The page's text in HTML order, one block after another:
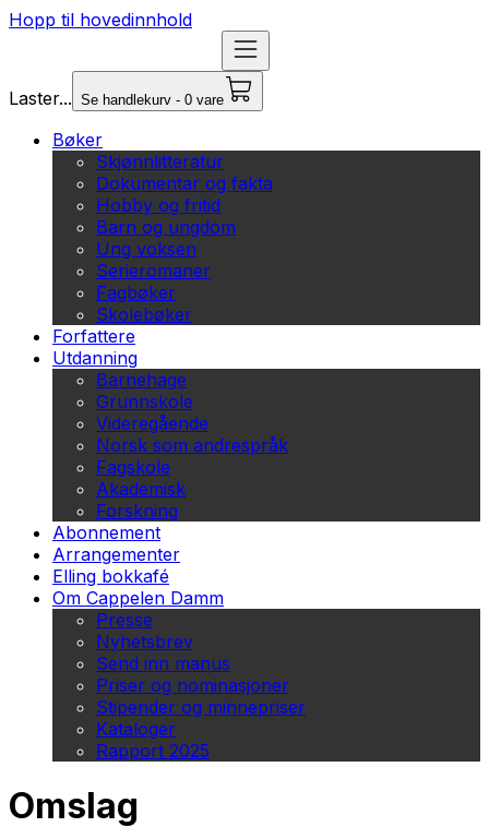
Hopp til hovedinnhold
Laster... Se handlekurv - 0 vare
Bøker
Skjønnlitteratur
Dokumentar og fakta
Hobby og fritid
Barn og ungdom
Ung voksen
Serieromaner
Fagbøker
Skolebøker
Forfattere
Utdanning
Barnehage
Grunnskole
Videregående
Norsk som andrespråk
Fagskole
Akademisk
Forskning
Abonnement
Arrangementer
Elling bokkafé
Om Cappelen Damm
Presse
Nyhetsbrev
Send inn manus
Priser og nominasjoner
Stipender og minnepriser
Kataloger
Rapport 2025
Omslag